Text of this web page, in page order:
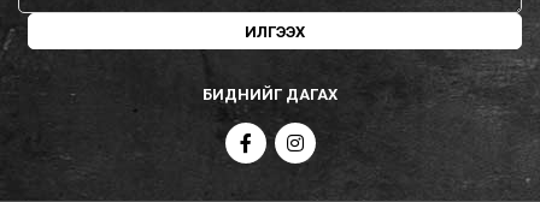
ИЛГЭЭХ
БИДНИЙГ ДАГАХ